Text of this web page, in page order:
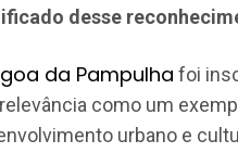
desse
da Pampulha foi
como um
urbano e